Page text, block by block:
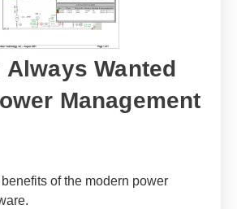
Always Wanted
Management
of the modern power